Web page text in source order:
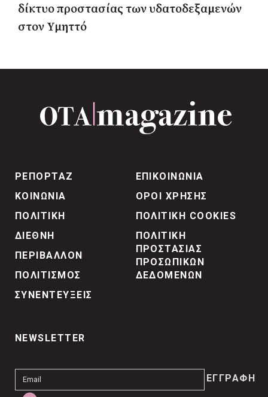
δίκτυο προστασίας των υδατοδεξαμενών
στον Υμηττό
ΡΕΠΟΡΤΑΖ
ΚΟΙΝΩΝΙΑ
ΠΟΛΙΤΙΚΗ
ΔΙΕΘΝΗ
ΠΕΡΙΒΑΛΛΟΝ
ΠΟΛΙΤΙΣΜΟΣ
ΣΥΝΕΝΤΕΥΞΕΙΣ
ΕΠΙΚΟΙΝΩΝΙΑ
ΟΡΟΙ ΧΡΗΣΗΣ
ΠΟΛΙΤΙΚΗ COOKIES
ΠΟΛΙΤΙΚΗ
ΠΡΟΣΤΑΣΙΑΣ
ΠΡΟΣΩΠΙΚΩΝ
ΔΕΔΟΜΕΝΩΝ
NEWSLETTER